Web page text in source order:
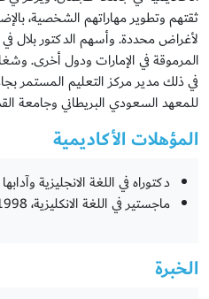
ثقتهم وتطوير مهاراتهم الشخصية،
لأغراض محددة. وأسهم الدكتور بلال
المرموقة في الإمارات ودول أخرى.
في ذلك مدير مركز التعليم المستمر
للمعهد السعودي البريطاني وجامعة
المؤهلات الأكاديمية
دكتوراه في اللغة الانجليزية وآدابها 2001.
ماجستير في اللغة الانكليزية، 1998.
الخبرة